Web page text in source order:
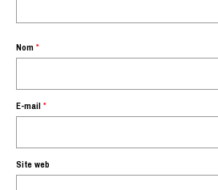
Nom *
E-mail *
Site web